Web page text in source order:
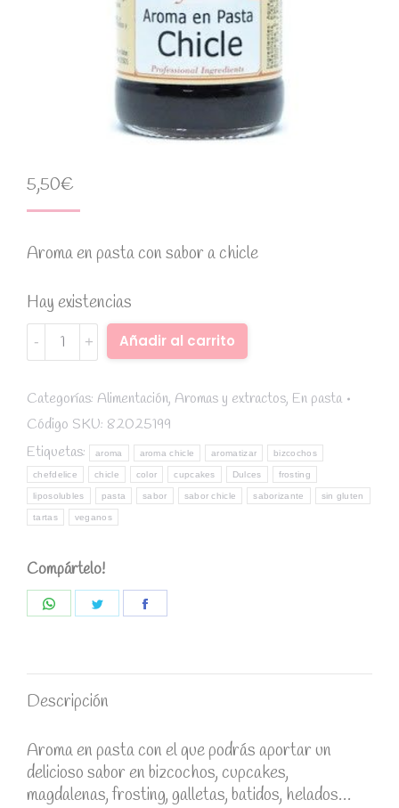
5,50€
Aroma en pasta con sabor a chicle
Hay existencias
Aroma
en
Chicle
50gr
-
Chefdelice
quantity
Añadir al carrito
Categorías: Alimentación, Aromas y extractos, En pasta
Código SKU: 82025199
Etiquetas:
aroma aroma chicle aromatizar bizcochos
chefdelice chicle color cupcakes Dulces frosting
liposolubles pasta sabor sabor chicle saborizante sin gluten
tartas veganos
Compártelo!
Descripción
Aroma en pasta con el que podrás aportar un
delicioso sabor en bizcochos, cupcakes,
magdalenas, frosting, galletas, batidos, helados…